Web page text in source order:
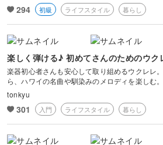
294 初級 ライフスタイル 暮らし
楽しく弾ける♪ 初めてさんのためのウク
楽器初心者さんも安心して取り組めるウクレレ
ら、ハワイの名曲や馴染みのメロディを楽しむ。
tonkyu
301 入門 ライフスタイル 暮らし